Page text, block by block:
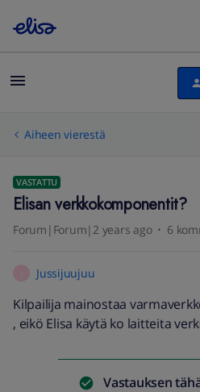
Aiheen vierestä
VASTATTU
Elisan verkkokomponentit?
Forum|Forum|2 years ago 6
Jussijuujuu
Kilpailija mainostaa
, eikö Elisa käytä ko laitteita
Vastauksen